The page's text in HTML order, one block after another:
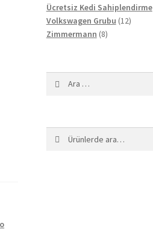
ürün
Ücretsiz Kedi Sahiplendirme
Volkswagen Grubu 1212
Zimmermann 88